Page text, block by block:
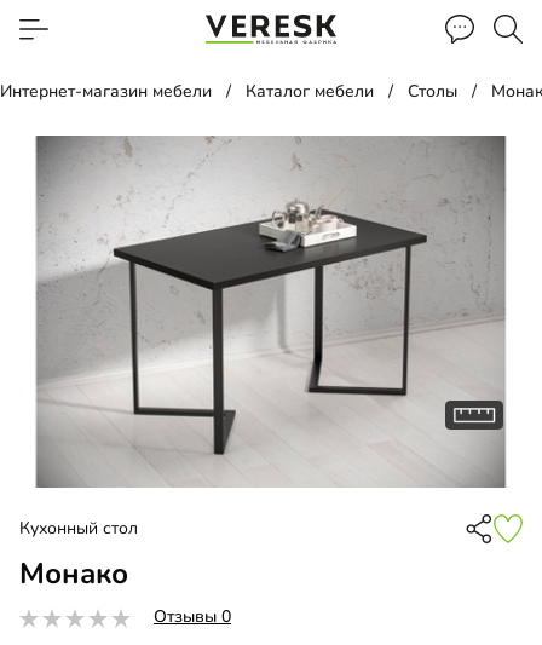
Интернет-магазин мебели Каталог мебели Столы
Кухонный стол
Монако
Отзывы 0